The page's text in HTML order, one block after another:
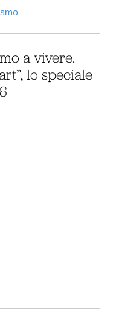
a vivere.
lo speciale